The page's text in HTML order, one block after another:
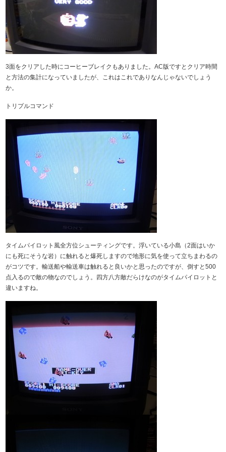
3面をクリアした時にコーヒーブレイクもありました。AC版ですとクリア時間
と方法の集計になっていましたが、これはこれでありなんじゃないでしょう
か。
トリプルコマンド
タイムパイロット風全方位シューティングです。浮いている小島（2面はいか
にも死にそうな岩）に触れると爆死しますので地形に気を使って立ちまわるの
がコツです。輸送船や輸送車は触れると良いかと思ったのですが、倒すと500
点入るので敵の物なのでしょう。四方八方敵だらけなのがタイムパイロットと
違いますね。